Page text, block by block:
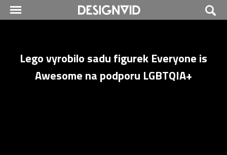
Lego vyrobilo sadu figurek Everyone is
Awesome na podporu LGBTQIA+